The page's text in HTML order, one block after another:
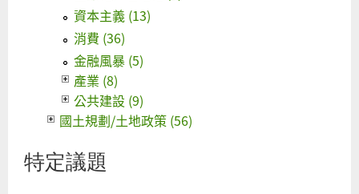
資本主義 (13)
消費 (36)
金融風暴 (5)
產業 (8)
公共建設 (9)
國土規劃/土地政策 (56)
特定議題